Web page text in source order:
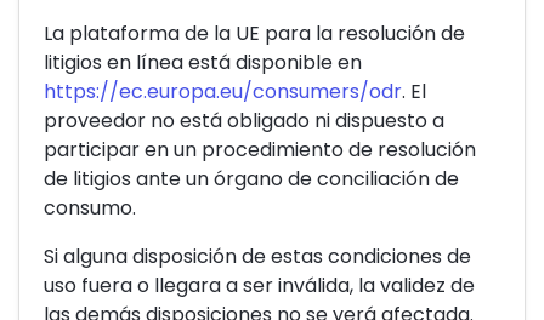
La plataforma de la UE para la resolución de
litigios en línea está disponible en
https://ec.europa.eu/consumers/odr. El
proveedor no está obligado ni dispuesto a
participar en un procedimiento de resolución
de litigios ante un órgano de conciliación de
consumo.
Si alguna disposición de estas condiciones de
uso fuera o llegara a ser inválida, la validez de